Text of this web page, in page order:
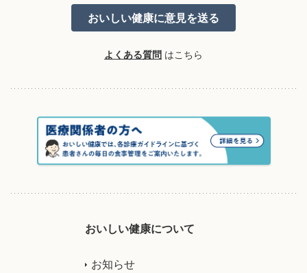
よくある質問 はこちら
おいしい健康について
お知らせ